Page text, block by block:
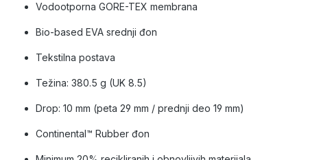
Vodootporna GORE-TEX membrana
Bio-based EVA srednji đon
Tekstilna postava
Težina: 380.5 g (UK 8.5)
Drop: 10 mm (peta 29 mm / prednji deo 19 mm)
Continental™ Rubber đon